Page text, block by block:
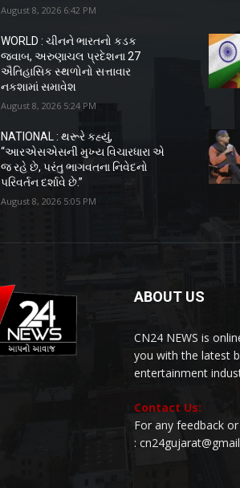
August 8, 2026 6:42 PM
WORLD : ચીનને ભારતનો કડક
જવાબ, અરુણાચલ પ્રદેશના 27
ઐતિહાસિક સ્થળોનો સત્તાવાર
નકશામાં સમાવેશ
August 8, 2026 5:24 PM
NATIONAL : થરૂરે કહ્યું,
“આરએસએસની મુખ્ય વિચારધારા એ
જ રહે છે, પરંતુ ભાગવતના નિવેદનો
પરિવર્તન દર્શાવે છે.”
August 8, 2026 5:05 PM
ABOUT US
CN24 NEWS is
you with the latest
entertainment
Contact Us:
For any feedback
: